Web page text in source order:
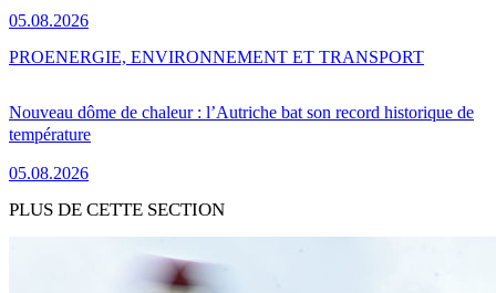
05.08.2026
Nouveau dôme de chaleur : l’Autriche bat son record historique de
température
05.08.2026
PROENERGIE, ENVIRONNEMENT ET TRANSPORT
PLUS DE CETTE SECTION